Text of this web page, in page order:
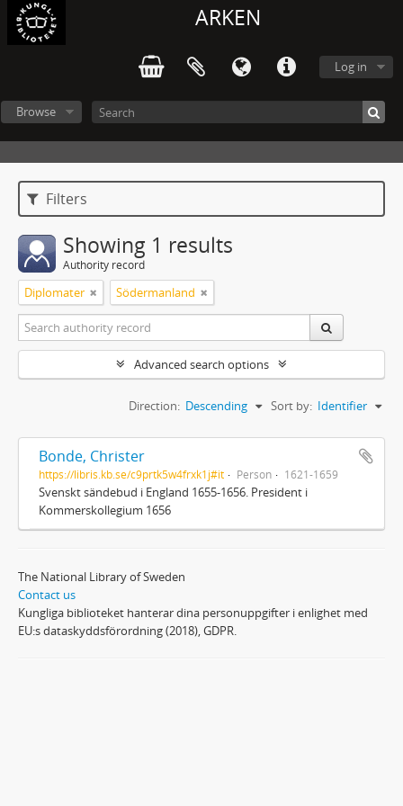
ARKEN
Log in
Browse
Filters
Showing 1 results
Authority record
Diplomater Södermanland
Advanced search options
Sort by: Identifier
Direction: Descending
Bonde, Christer
https://libris.kb.se/c9prtk5w4frxk1j#it Person 1621-1659
Svenskt sändebud i England 1655-1656. President i
Kommerskollegium 1656
The National Library of Sweden
Contact us
Kungliga biblioteket hanterar dina personuppgifter i enlighet med
EU:s dataskyddsförordning (2018), GDPR.